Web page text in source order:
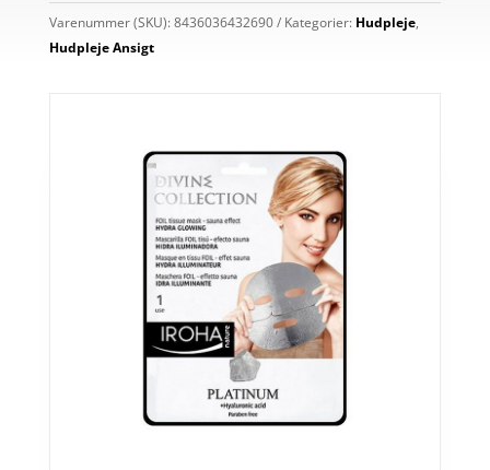
Varenummer (SKU):8436036432690 Kategorier: Hudpleje,
Hudpleje Ansigt